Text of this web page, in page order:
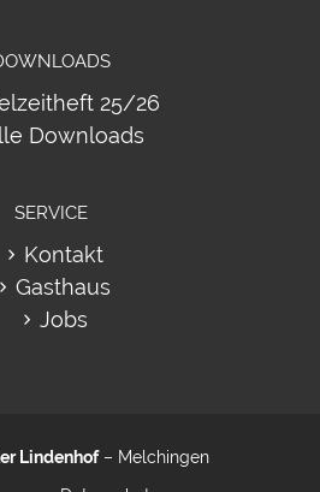
25/26
Downloads
SERVICE
Kontakt
Gasthaus
Jobs
Lindenhof– Melchingen